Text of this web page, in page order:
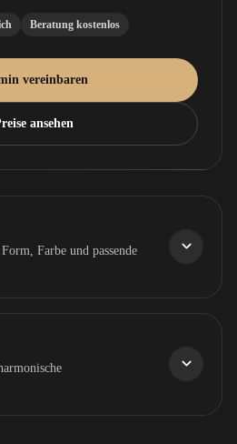
Beratung kostenlos
vereinbaren
ansehen
Farbe und passende